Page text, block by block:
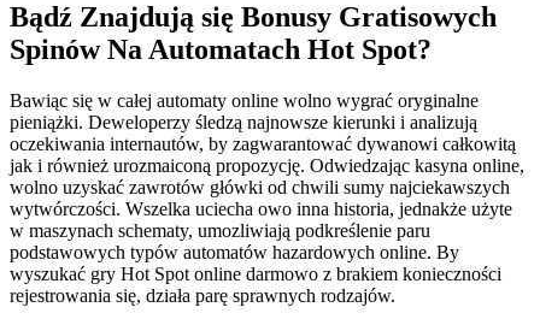
Bądź Znajdują się Bonusy Gratisowych
Spinów Na Automatach Hot Spot?
Bawiąc się w całej automaty online wolno wygrać oryginalne
pieniążki. Deweloperzy śledzą najnowsze kierunki i analizują
oczekiwania internautów, by zagwarantować dywanowi całkowitą
jak i również urozmaiconą propozycję. Odwiedzając kasyna online,
wolno uzyskać zawrotów główki od chwili sumy najciekawszych
wytwórczości. Wszelka uciecha owo inna historia, jednakże użyte
w maszynach schematy, umozliwiają podkreślenie paru
podstawowych typów automatów hazardowych online. By
wyszukać gry Hot Spot online darmowo z brakiem konieczności
rejestrowania się, działa parę sprawnych rodzajów.